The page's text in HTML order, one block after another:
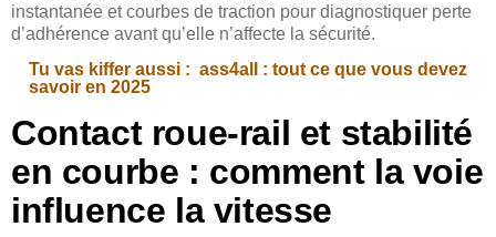
instantanée et courbes de traction pour diagnostiquer perte
d’adhérence avant qu’elle n’affecte la sécurité.
Tu vas kiffer aussi : ass4all : tout ce que vous devez
savoir en 2025
Contact roue-rail et stabilité
en courbe : comment la voie
influence la vitesse